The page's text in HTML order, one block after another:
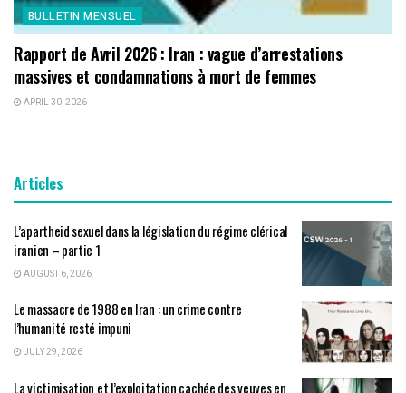
BULLETIN MENSUEL
Rapport de Avril 2026 : Iran : vague d’arrestations
massives et condamnations à mort de femmes
APRIL 30, 2026
Articles
L’apartheid sexuel dans la législation du régime clérical
iranien – partie 1
AUGUST 6, 2026
Le massacre de 1988 en Iran : un crime contre
l’humanité resté impuni
JULY 29, 2026
La victimisation et l’exploitation cachée des veuves en